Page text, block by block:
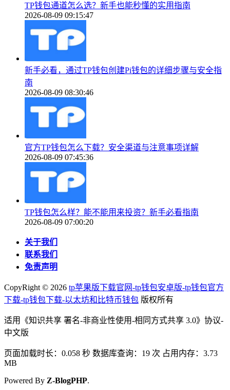
TP钱包通道怎么选？新手也能秒懂的实用指南
2026-08-09 09:15:47
新手必看，通过TP钱包创建Pi钱包的详细步骤与安全指
南
2026-08-09 08:30:46
官方TP钱包怎么下载？安全渠道与注意事项详解
2026-08-09 07:45:36
TP钱包怎么样？能不能用来投资？新手必看指南
2026-08-09 07:00:20
关于我们
联系我们
免责声明
CopyRight © 2026 tp苹果版下载官网-tp钱包安卓版-tp钱包官方
下载-tp钱包下载-以太坊和比特币钱包 版权所有
适用《知识共享 署名-非商业性使用-相同方式共享 3.0》协议-
中文版
页面加载时长：0.058 秒 数据库查询：19 次 占用内存：3.73
MB
Powered By Z-BlogPHP.